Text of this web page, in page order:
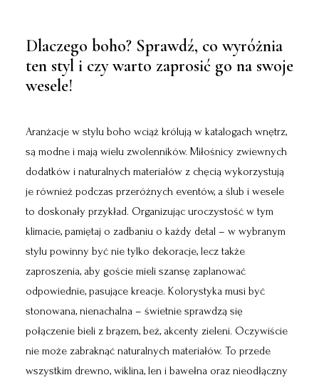
Dlaczego boho? Sprawdź, co wyróżnia
ten styl i czy warto zaprosić go na swoje
wesele!
Aranżacje w stylu boho wciąż królują w katalogach wnętrz,
są modne i mają wielu zwolenników. Miłośnicy zwiewnych
dodatków i naturalnych materiałów z chęcią wykorzystują
je również podczas przeróżnych eventów, a ślub i wesele
to doskonały przykład. Organizując uroczystość w tym
klimacie, pamiętaj o zadbaniu o każdy detal – w wybranym
stylu powinny być nie tylko dekoracje, lecz także
zaproszenia, aby goście mieli szansę zaplanować
odpowiednie, pasujące kreacje. Kolorystyka musi być
stonowana, nienachalna – świetnie sprawdzą się
połączenie bieli z brązem, beż, akcenty zieleni. Oczywiście
nie może zabraknąć naturalnych materiałów. To przede
wszystkim drewno, wiklina, len i bawełna oraz nieodłączny